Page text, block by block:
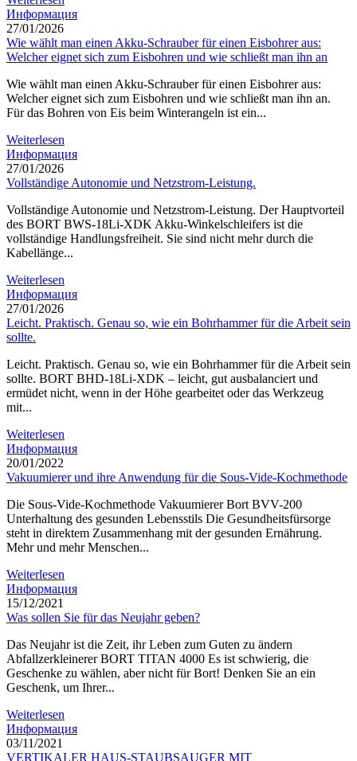
Информация
27/01/2026
Wie wählt man einen Akku-Schrauber für einen Eisbohrer aus:
Welcher eignet sich zum Eisbohren und wie schließt man ihn an
Wie wählt man einen Akku-Schrauber für einen Eisbohrer aus:
Welcher eignet sich zum Eisbohren und wie schließt man ihn an.
Für das Bohren von Eis beim Winterangeln ist ein...
Weiterlesen
Информация
27/01/2026
Vollständige Autonomie und Netzstrom-Leistung.
Vollständige Autonomie und Netzstrom-Leistung. Der Hauptvorteil
des BORT BWS-18Li-XDK Akku-Winkelschleifers ist die
vollständige Handlungsfreiheit. Sie sind nicht mehr durch die
Kabellänge...
Weiterlesen
Информация
27/01/2026
Leicht. Praktisch. Genau so, wie ein Bohrhammer für die Arbeit sein
sollte.
Leicht. Praktisch. Genau so, wie ein Bohrhammer für die Arbeit sein
sollte. BORT BHD-18Li-XDK – leicht, gut ausbalanciert und
ermüdet nicht, wenn in der Höhe gearbeitet oder das Werkzeug
mit...
Weiterlesen
Информация
20/01/2022
Vakuumierer und ihre Anwendung für die Sous-Vide-Kochmethode
Die Sous-Vide-Kochmethode Vakuumierer Bort BVV-200
Unterhaltung des gesunden Lebensstils Die Gesundheitsfürsorge
steht in direktem Zusammenhang mit der gesunden Ernährung.
Mehr und mehr Menschen...
Weiterlesen
Информация
15/12/2021
Was sollen Sie für das Neujahr geben?
Das Neujahr ist die Zeit, ihr Leben zum Guten zu ändern
Abfallzerkleinerer BORT TITAN 4000 Es ist schwierig, die
Geschenke zu wählen, aber nicht für Bort! Denken Sie an ein
Geschenk, um Ihrer...
Weiterlesen
Информация
03/11/2021
VERTIKALER HAUS-STAUBSAUGER MIT